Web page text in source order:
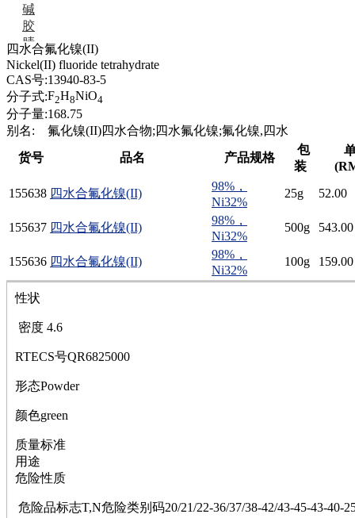
碱
胶
腈
精
肼
醌
蜡
锂
磷
硫
氯
锰
酰氯
醚
钠
萘
铌
脲
镍
宁
铍
其它
四水合氟化镍(II)
Nickel(II) fluoride tetrahydrate
CAS号:13940-83-5
分子式:F2H8NiO4
分子量:168.75
别名:
氟化镍(II)四水合物;四水氟化镍;氟化镍,四水
货号
品名 产品规格
包
装
155638 四水合氟化镍(II)
98%，
Ni32%
25g 52.00
155637 四水合氟化镍(II)
98%，
Ni32%
500g 543.00
155636 四水合氟化镍(II)
98%，
Ni32%
100g 159.00
性状
密度 4.6
RTECS号QR6825000
形态Powder
颜色green
质量标准
用途
危险性质
危险品标志T,N危险类别码20/21/22-36/37/38-42/43-45-43-40-